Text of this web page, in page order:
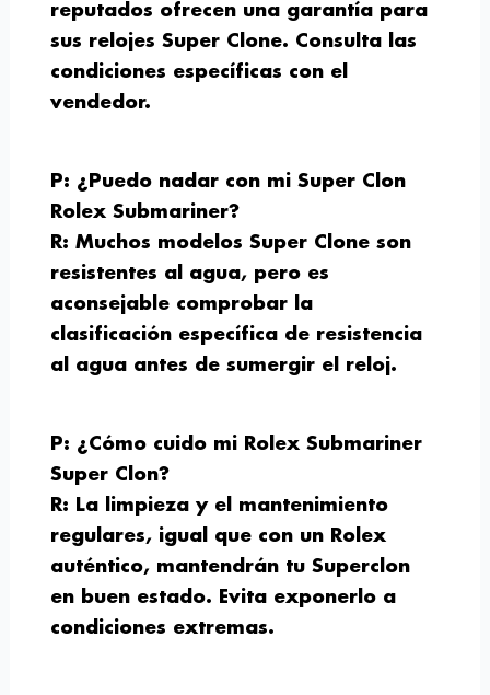
reputados ofrecen una garantía para
sus relojes Super Clone. Consulta las
condiciones específicas con el
vendedor.
P: ¿Puedo nadar con mi Super Clon
Rolex Submariner?
R: Muchos modelos Super Clone son
resistentes al agua, pero es
aconsejable comprobar la
clasificación específica de resistencia
al agua antes de sumergir el reloj.
P: ¿Cómo cuido mi Rolex Submariner
Super Clon?
R: La limpieza y el mantenimiento
regulares, igual que con un Rolex
auténtico, mantendrán tu Superclon
en buen estado. Evita exponerlo a
condiciones extremas.